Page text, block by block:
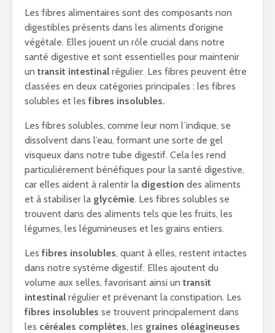
Les fibres alimentaires sont des composants non
digestibles présents dans les aliments d’origine
végétale. Elles jouent un rôle crucial dans notre
santé digestive et sont essentielles pour maintenir
un transit intestinal régulier. Les fibres peuvent être
classées en deux catégories principales : les fibres
solubles et les fibres insolubles.
Les fibres solubles, comme leur nom l’indique, se
dissolvent dans l’eau, formant une sorte de gel
visqueux dans notre tube digestif. Cela les rend
particulièrement bénéfiques pour la santé digestive,
car elles aident à ralentir la digestion des aliments
et à stabiliser la glycémie. Les fibres solubles se
trouvent dans des aliments tels que les fruits, les
légumes, les légumineuses et les grains entiers.
Les fibres insolubles, quant à elles, restent intactes
dans notre système digestif. Elles ajoutent du
volume aux selles, favorisant ainsi un transit
intestinal régulier et prévenant la constipation. Les
fibres insolubles se trouvent principalement dans
les céréales complètes, les graines oléagineuses